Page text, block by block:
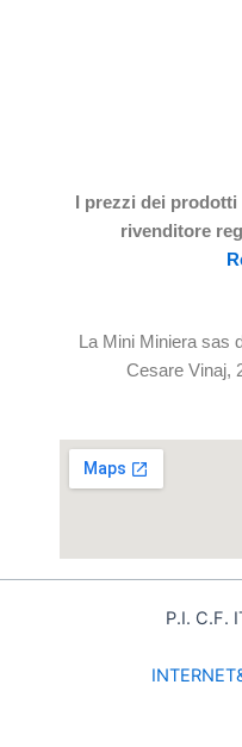
I prezzi dei
rivenditore
La Mini Miniera sas
Cesare Vinaj,
P.I. C.F.
INTE